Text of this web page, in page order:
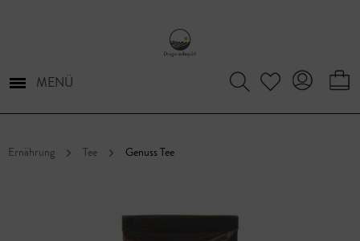
MENÜ
Ernährung Tee Genuss Tee